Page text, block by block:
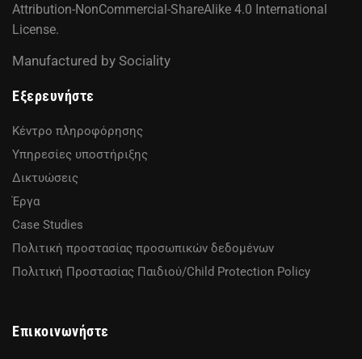
Attribution-NonCommercial-ShareAlike 4.0 International
License.
Manufactured by Sociality
Εξερευνήστε
Κέντρο πληροφόρησης
Υπηρεσίες υποστήριξης
Δικτυώσεις
Έργα
Case Studies
Πολιτική προστασίας προσωπικών δεδομένων
Πολιτική Προστασίας Παιδιού/Child Protection Policy
Επικοινωνήστε